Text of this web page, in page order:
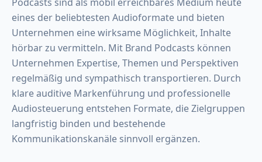
eines der beliebtesten Audioformate und bieten
Unternehmen eine wirksame Möglichkeit, Inhalte
hörbar zu vermitteln. Mit Brand Podcasts können
Unternehmen Expertise, Themen und Perspektiven
regelmäßig und sympathisch transportieren. Durch
klare auditive Markenführung und professionelle
Audiosteuerung entstehen Formate, die Zielgruppen
langfristig binden und bestehende
Kommunikationskanäle sinnvoll ergänzen.